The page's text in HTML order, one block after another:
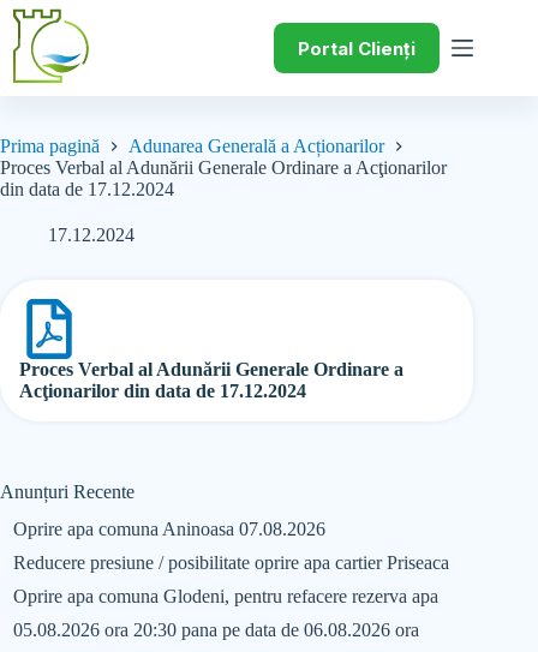
Portal Clienți
Prima pagină
Adunarea Generală a Acționarilor
Proces Verbal al Adunării Generale Ordinare a Acţionarilor
din data de 17.12.2024
17.12.2024
Proces Verbal al Adunării Generale Ordinare a
Acţionarilor din data de 17.12.2024
Anunțuri Recente
Oprire apa comuna Aninoasa 07.08.2026
Reducere presiune / posibilitate oprire apa cartier Priseaca
Oprire apa comuna Glodeni, pentru refacere rezerva apa
05.08.2026 ora 20:30 pana pe data de 06.08.2026 ora